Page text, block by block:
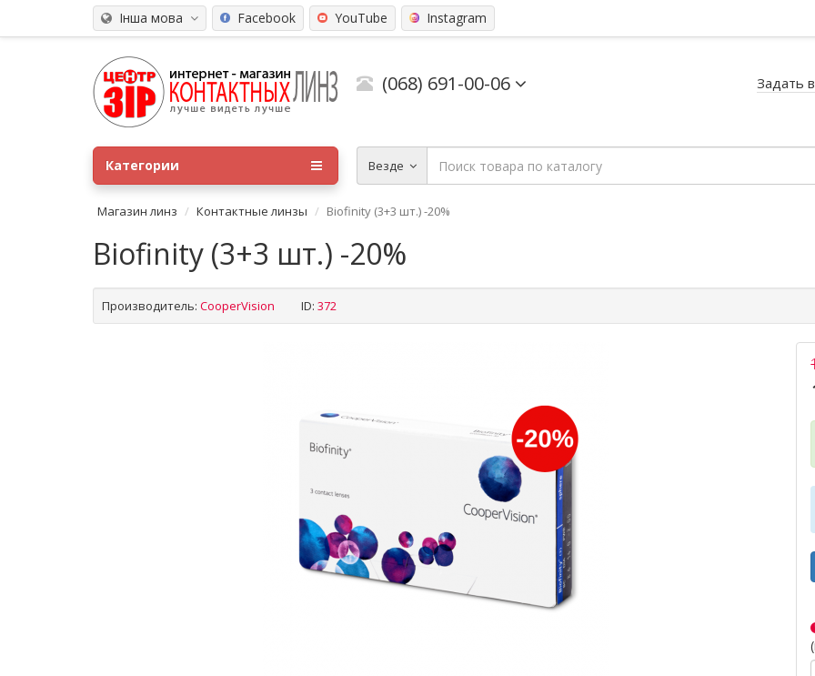
Інша мова Facebook YouTube Instagram
(068) 691-00-06 Задать
Везде
Категории
Магазин линз Контактные линзы Biofinity (3+3 шт.) -20%
Biofinity (3+3 шт.) -20%
Производитель: CooperVision ID: 372